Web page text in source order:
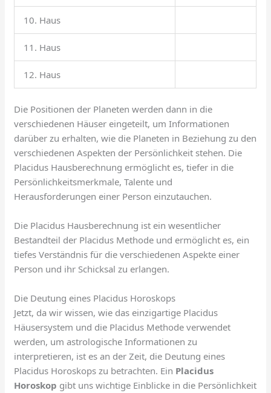
10. Haus
11. Haus
12. Haus
Die Positionen der Planeten werden dann in die
verschiedenen Häuser eingeteilt, um Informationen
darüber zu erhalten, wie die Planeten in Beziehung zu den
verschiedenen Aspekten der Persönlichkeit stehen. Die
Placidus Hausberechnung ermöglicht es, tiefer in die
Persönlichkeitsmerkmale, Talente und
Herausforderungen einer Person einzutauchen.
Die Placidus Hausberechnung ist ein wesentlicher
Bestandteil der Placidus Methode und ermöglicht es, ein
tiefes Verständnis für die verschiedenen Aspekte einer
Person und ihr Schicksal zu erlangen.
Die Deutung eines Placidus Horoskops
Jetzt, da wir wissen, wie das einzigartige Placidus
Häusersystem und die Placidus Methode verwendet
werden, um astrologische Informationen zu
interpretieren, ist es an der Zeit, die Deutung eines
Placidus Horoskops zu betrachten. Ein Placidus
Horoskop gibt uns wichtige Einblicke in die Persönlichkeit